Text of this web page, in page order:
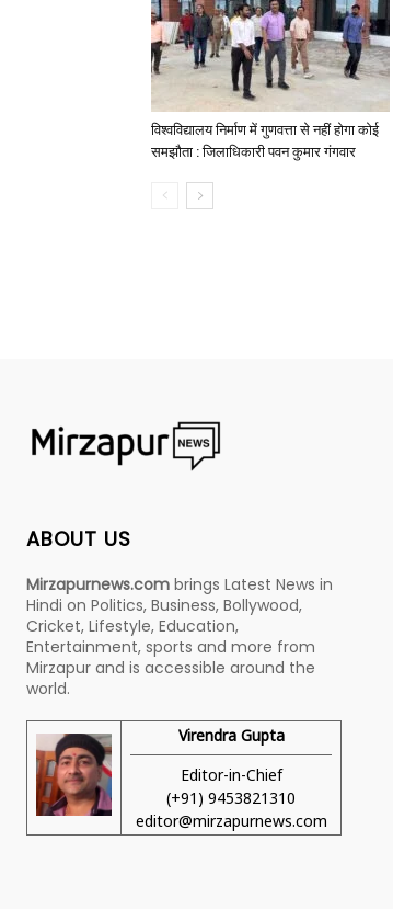
विश्वविद्यालय निर्माण में गुणवत्ता से नहीं होगा कोई
समझौता : जिलाधिकारी पवन कुमार गंगवार
ABOUT US
Mirzapurnews.com brings Latest News in
Hindi on Politics, Business, Bollywood,
Cricket, Lifestyle, Education,
Entertainment, sports and more from
Mirzapur and is accessible around the
world.
Virendra Gupta
Editor-in-Chief
(+91) 9453821310
editor@mirzapurnews.com